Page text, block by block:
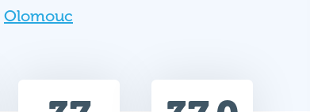
Olomouc